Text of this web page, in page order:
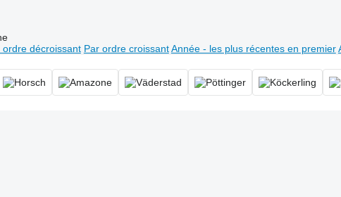
ordre décroissant Par ordre croissant Année - les plus récentes en premier